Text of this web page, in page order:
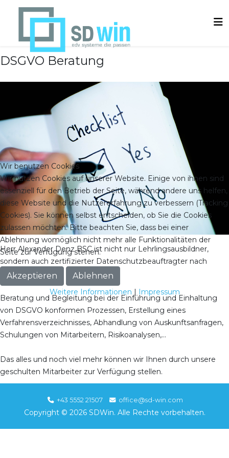
DSGVO Beratung
Herr Alexander Denz BSC ist nicht nur Lehrlingsausbildner,
sondern auch zertifizierter Datenschutzbeauftragter nach
DSGVO.
Beratung und Begleitung bei der Einführung und Einhaltung
von DSGVO konformen Prozessen, Erstellung eines
Verfahrensverzeichnisses, Abhandlung von Auskunftsanfragen,
Schulungen von Mitarbeitern, Risikoanalysen,...
Das alles und noch viel mehr können wir Ihnen durch unsere
geschulten Mitarbeiter zur Verfügung stellen.
+43 5552 21507 office@sd-win.com
Copyright © 2026 SDWin. Alle Rechte vorbehalten.
Wir benutzen Cookies
Wir nutzen Cookies auf unserer Website. Einige von ihnen sind
essenziell für den Betrieb der Seite, während andere uns helfen,
diese Website und die Nutzererfahrung zu verbessern (Tracking
Cookies). Sie können selbst entscheiden, ob Sie die Cookies
zulassen möchten. Bitte beachten Sie, dass bei einer
Ablehnung womöglich nicht mehr alle Funktionalitäten der
Seite zur Verfügung stehen.
Akzeptieren Ablehnen
Weitere Informationen | Impressum